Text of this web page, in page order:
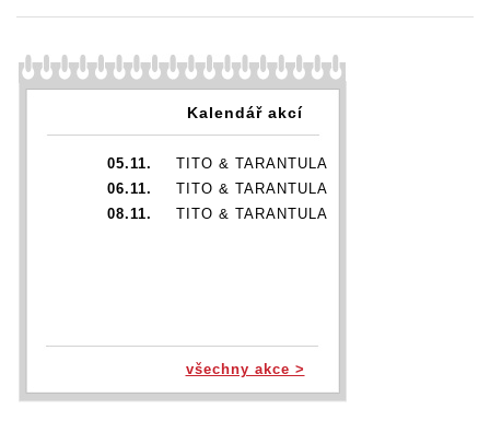
Kalendář akcí
05.11.
TITO & TARANTULA
06.11.
TITO & TARANTULA
08.11.
TITO & TARANTULA
všechny akce >